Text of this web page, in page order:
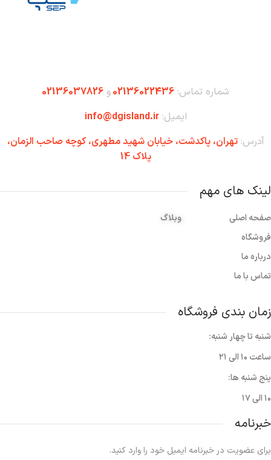
شماره تماس: 02136022436و 02136037826
ایمیل:info@dgisland.ir
آدرس:تهران،‌ پاکدشت، خیابان شهید مطهری، کوچه صاحب الزمان،
پلاک 14
لینک های مهم
صفحه اصلی
فروشگاه
درباره ما
تماس با ما
وبلاگ
زمان بندی فروشگاه
شنبه تا چهار شنبه:
ساعت ۱۰ الی ۲۱
پنج شنبه ها:
۱۰ الی ۱۷
خبرنامه
برای عضویت در خبرنامه ایمیل خود را وارد کنید.